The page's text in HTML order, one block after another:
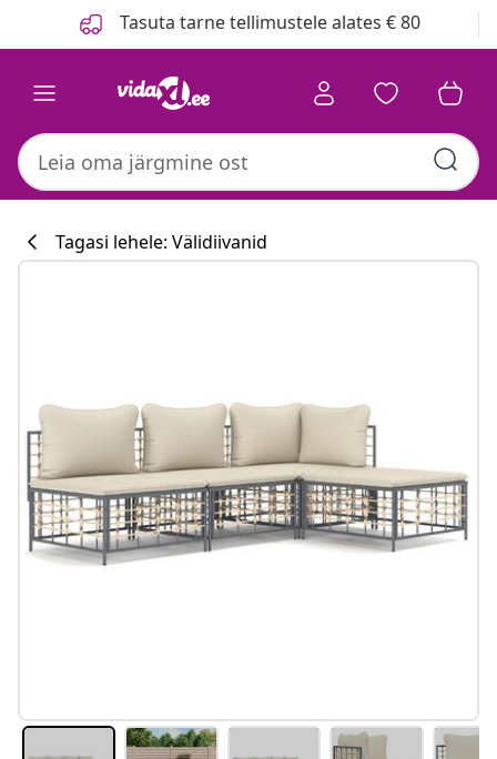
Tasuta tarne tellimustele alates € 80
#sharemevidaxl
Tagasi lehele: Välidiivanid